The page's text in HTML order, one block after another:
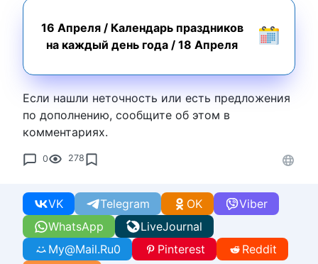
16 Апреля/ Календарь праздников
на каждый день года / 18 Апреля
Если нашли неточность или есть предложения
по дополнению, сообщите об этом в
комментариях.
0 278
WhatsApp
VK Telegram Viber
OK
LiveJournal
My@Mail.Ru0 Pinterest
Reddit